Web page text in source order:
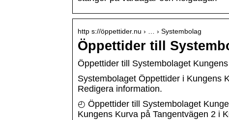
http s://öppettider.nu › … › Systembolag
Öppettider till
Öppettider till Systembolaget
Systembolaget Öppettider i Kungens
Redigera information.
◴ Öppettider till Systembolaget
Kungens Kurva på Tangentvägen 2 i